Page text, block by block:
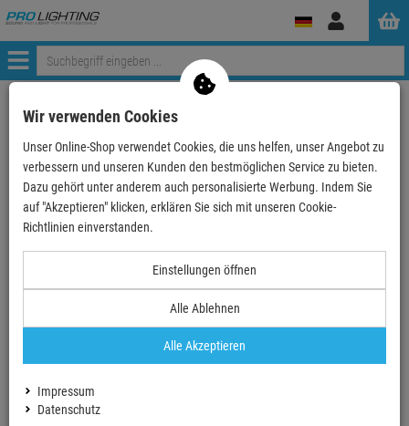
Anmelden
Menü
Weiter einkaufen ProLighting
ah 19" Parts 87402 CL - Rackschublade 2 HE Stahl …
ah 19" Parts 87402 CL - Rackschublade 2 HE
Stahl mit eingebauten Zahlenschloss
Artikel-Nummer:AH87402CL
/ Monat
UVP:
109,90
Wir verwenden Cookies
Unser Online-Shop verwendet Cookies, die uns helfen, unser Angebot zu
verbessern und unseren Kunden den bestmöglichen Service zu bieten.
Dazu gehört unter anderem auch personalisierte Werbung. Indem Sie
auf "Akzeptieren" klicken, erklären Sie sich mit unseren Cookie-
Richtlinien einverstanden.
Einstellungen öffnen
Alle Ablehnen
Alle Akzeptieren
Impressum
Datenschutz